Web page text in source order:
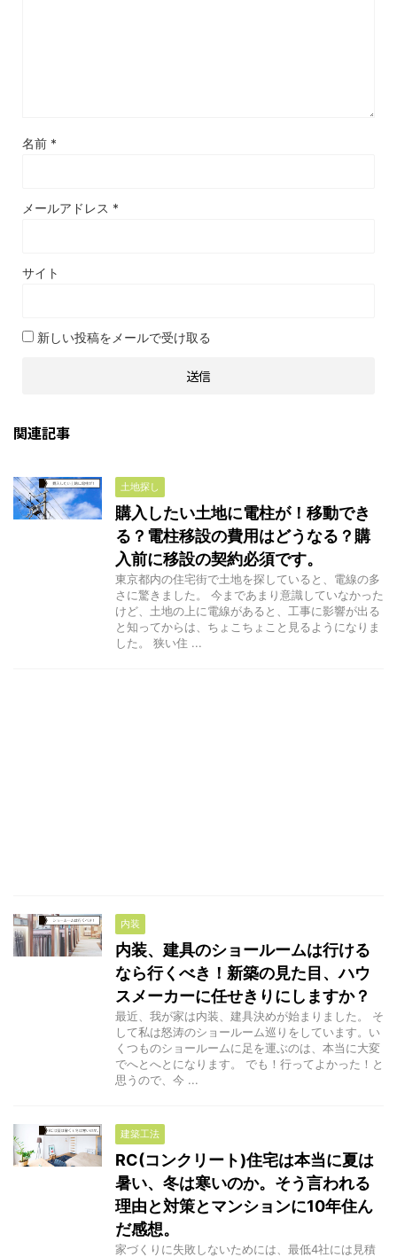
名前 *
メールアドレス *
サイト
新しい投稿をメールで受け取る
関連記事
土地探し
購入したい土地に電柱が！移動でき
る？電柱移設の費用はどうなる？購
入前に移設の契約必須です。
東京都内の住宅街で土地を探していると、電線の多
さに驚きました。 今まであまり意識していなかった
けど、土地の上に電線があると、工事に影響が出る
と知ってからは、ちょこちょこと見るようになりま
した。 狭い住 ...
内装
内装、建具のショールームは行ける
なら行くべき！新築の見た目、ハウ
スメーカーに任せきりにしますか？
最近、我が家は内装、建具決めが始まりました。 そ
して私は怒涛のショールーム巡りをしています。い
くつものショールームに足を運ぶのは、本当に大変
でへとへとになります。 でも！行ってよかった！と
思うので、今 ...
建築工法
RC(コンクリート)住宅は本当に夏は
暑い、冬は寒いのか。そう言われる
理由と対策とマンションに10年住ん
だ感想。
家づくりに失敗しないためには、最低4社には見積